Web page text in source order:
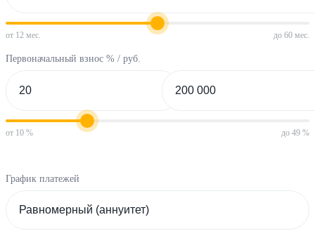
от 12 мес. до 60 мес.
Первоначальный взнос % / руб.
от 10 % до 49 %
График платежей